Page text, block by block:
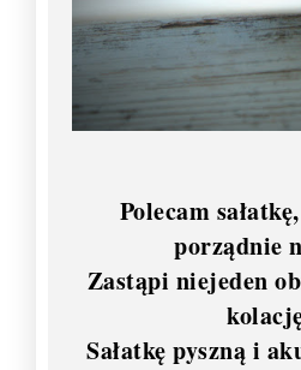
Polecam
porządnie
Zastąpi niejeden
Sałatkę pyszną i